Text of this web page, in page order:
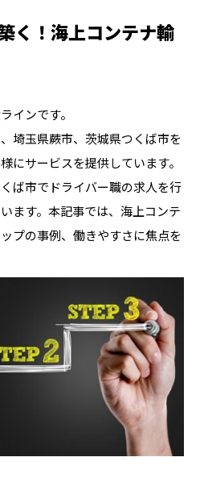
く！海上コンテナ輸
インです。
埼玉県蕨市、茨城県つくば市を
にサービスを提供しています。
ば市でドライバー職の求人を行
ます。本記事では、海上コンテ
プの事例、働きやすさに焦点を